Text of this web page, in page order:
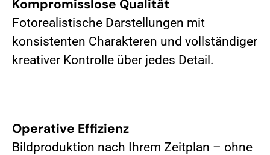
Kompromisslose Qualität
Fotorealistische Darstellungen mit
konsistenten Charakteren und vollständiger
kreativer Kontrolle über jedes Detail.
Operative Effizienz
Bildproduktion nach Ihrem Zeitplan – ohne